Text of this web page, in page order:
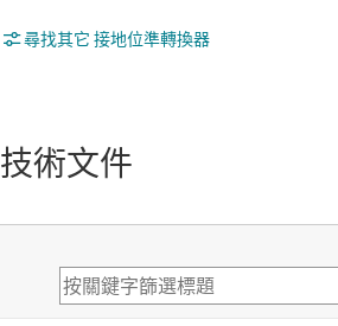
尋找其它 接地位準轉換器
技術文件